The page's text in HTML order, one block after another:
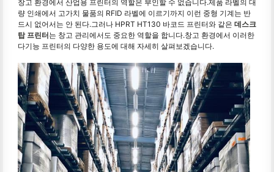
창고 환경에서 산업용 프린터의 역할은 부인할 수 없습니다.제품 라벨의 대
량 인쇄에서 고가치 물품의 RFID 라벨에 이르기까지 이런 중형 기계는 반
드시 없어서는 안 된다.그러나 HPRT HT130 바코드 프린터와 같은 데스크
탑 프린터는 창고 관리에서도 중요한 역할을 합니다.창고 환경에서 이러한
다기능 프린터의 다양한 용도에 대해 자세히 살펴보겠습니다.